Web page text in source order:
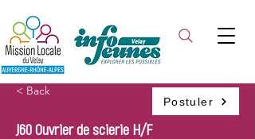
< Back
Postuler
J60 Ouvrier de scierie H/F